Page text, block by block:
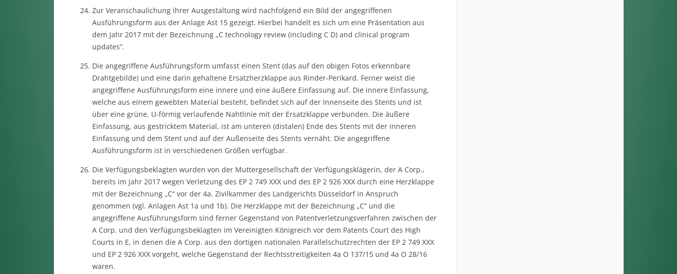
Zur Veranschaulichung ihrer Ausgestaltung wird nachfolgend ein Bild der angegriffenen
Ausführungsform aus der Anlage Ast 15 gezeigt. Hierbei handelt es sich um eine Präsentation aus
dem Jahr 2017 mit der Bezeichnung „C technology review (including C D) and clinical program
updates“.
Die angegriffene Ausführungsform umfasst einen Stent (das auf den obigen Fotos erkennbare
Drahtgebilde) und eine darin gehaltene Ersatzherzklappe aus Rinder-Perikard. Ferner weist die
angegriffene Ausführungsform eine innere und eine äußere Einfassung auf. Die innere Einfassung,
welche aus einem gewebten Material besteht, befindet sich auf der Innenseite des Stents und ist
über eine grüne, U-förmig verlaufende Nahtlinie mit der Ersatzklappe verbunden. Die äußere
Einfassung, aus gestricktem Material, ist am unteren (distalen) Ende des Stents mit der inneren
Einfassung und dem Stent und auf der Außenseite des Stents vernäht. Die angegriffene
Ausführungsform ist in verschiedenen Größen verfügbar.
Die Verfügungsbeklagten wurden von der Muttergesellschaft der Verfügungsklägerin, der A Corp.,
bereits im Jahr 2017 wegen Verletzung des EP 2 749 XXX und des EP 2 926 XXX durch eine Herzklappe
mit der Bezeichnung „C“ vor der 4a. Zivilkammer des Landgerichts Düsseldorf in Anspruch
genommen (vgl. Anlagen Ast 1a und 1b). Die Herzklappe mit der Bezeichnung „C“ und die
angegriffene Ausführungsform sind ferner Gegenstand von Patentverletzungsverfahren zwischen der
A Corp. und den Verfügungsbeklagten im Vereinigten Königreich vor dem Patents Court des High
Courts in E, in denen die A Corp. aus den dortigen nationalen Parallelschutzrechten der EP 2 749 XXX
und EP 2 926 XXX vorgeht, welche Gegenstand der Rechtsstreitigkeiten 4a O 137/15 und 4a O 28/16
waren.